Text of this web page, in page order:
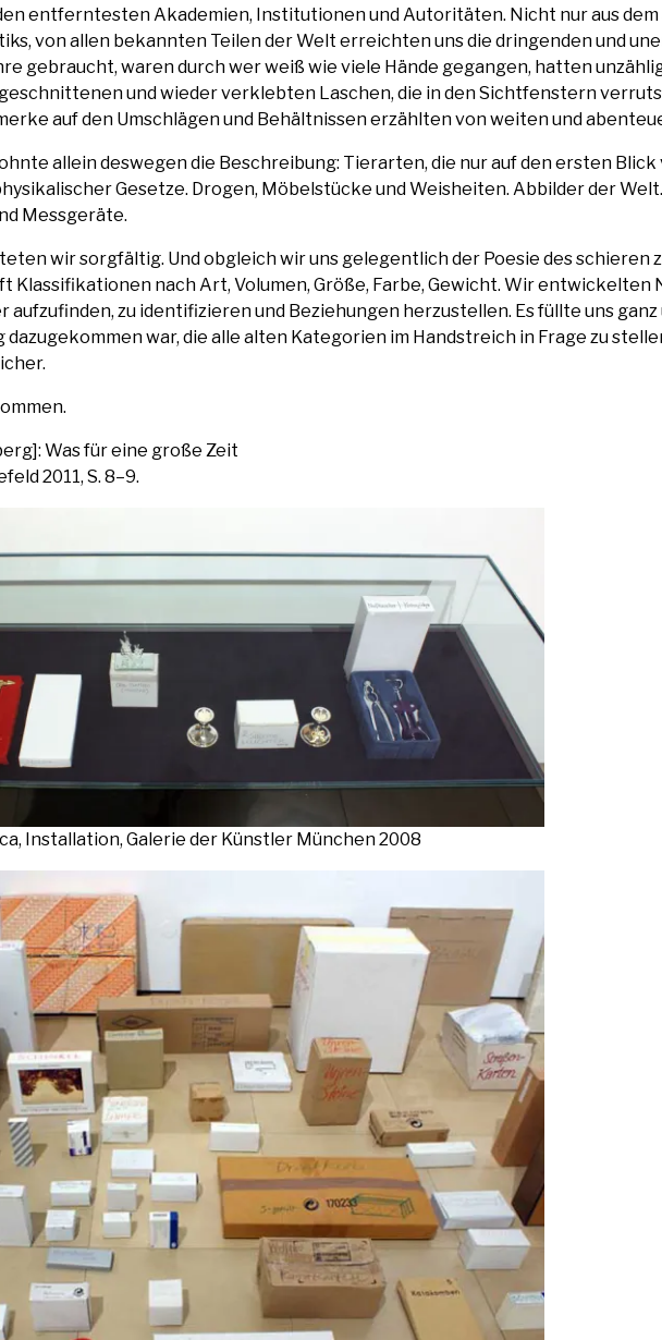
ent­fern­tes­ten Aka­de­mien, Insti­tu­tio­nen und Auto­ri­tä­ten. Nicht nur aus dem
von allen bekann­ten Tei­len der Welt erreich­ten uns die drin­gen­den und
gebraucht, waren durch wer weiß wie vie­le Hän­de gegan­gen, hat­ten
und wie­der ver­kleb­ten Laschen, die in den Sicht­fens­tern
auf den Umschlä­gen und Behält­nis­sen erzähl­ten von wei­ten und
allein des­we­gen die Beschrei­bung: Tier­ar­ten, die nur auf den ers­ten
Geset­ze. Dro­gen, Möbel­stü­cke und Weis­hei­ten. Abbil­der der
Messgeräte.
wir sorg­fäl­tig. Und obgleich wir uns gele­gent­lich der Poe­sie des
nach Art, Volu­men, Grö­ße, Far­be, Gewicht. Wir
zu iden­ti­fi­zie­ren und Bezie­hun­gen her­zu­stel­len. Es füll­te uns
dazu­ge­kom­men war, die alle alten Kate­go­rien im Hand­streich in Fra­ge zu
Was für eine gro­ße Zeit
2011, S. 8–9.
Instal­la­ti­on, Gale­rie der Künst­ler Mün­chen 2008